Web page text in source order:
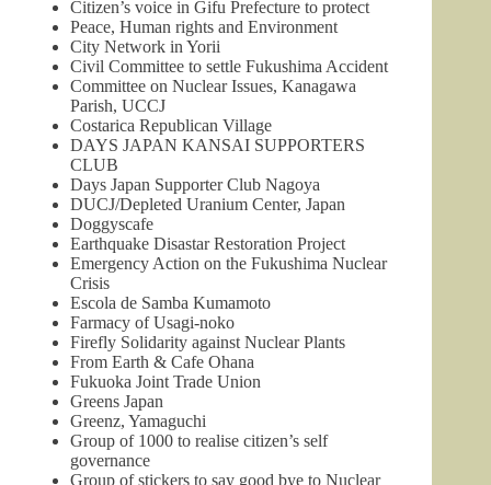
Citizen’s voice in Gifu Prefecture to protect
Peace, Human rights and Environment
City Network in Yorii
Civil Committee to settle Fukushima Accident
Committee on Nuclear Issues, Kanagawa
Parish, UCCJ
Costarica Republican Village
DAYS JAPAN KANSAI SUPPORTERS
CLUB
Days Japan Supporter Club Nagoya
DUCJ/Depleted Uranium Center, Japan
Doggyscafe
Earthquake Disastar Restoration Project
Emergency Action on the Fukushima Nuclear
Crisis
Escola de Samba Kumamoto
Farmacy of Usagi-noko
Firefly Solidarity against Nuclear Plants
From Earth & Cafe Ohana
Fukuoka Joint Trade Union
Greens Japan
Greenz, Yamaguchi
Group of 1000 to realise citizen’s self
governance
Group of stickers to say good bye to Nuclear